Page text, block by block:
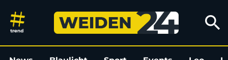
SSV Jahn Regensburg trennt
search